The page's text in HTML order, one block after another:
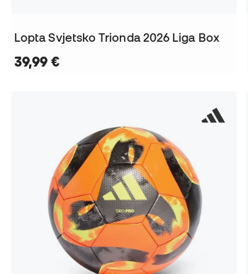
Lopta Svjetsko Trionda 2026 Liga Box
39,99 €